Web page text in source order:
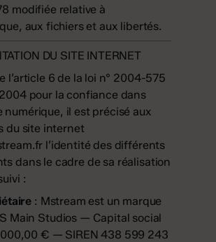
modifiée relative à
aux fichiers et aux libertés.
DU SITE INTERNET
l’article 6 de la loi n° 2004-575
pour la confiance dans
numérique, il est précisé aux
du site internet
l’identité des différents
dans le cadre de sa réalisation
:
: Mstream est un marque
Main Studios — Capital social
€ — SIREN 438 599 243